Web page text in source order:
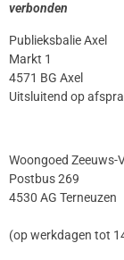
verbonden
Publieksbalie Axel
Markt 1
4571 BG Axel
Uitsluitend op
Woongoed Zeeuws-
Postbus 269
4530 AG Terneuzen
(op werkdagen tot